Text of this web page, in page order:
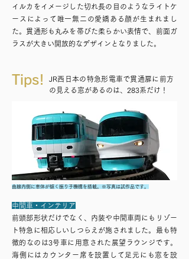
イルカをイメージした切れ長の目のようなライトケ
ースによって唯一無二の愛嬌ある顔が生まれまし
た。貫通形も丸みを帯びた柔らかい表情で、前面ガ
ラスが大きい開放的なデザインとなりました。
Tips!JR西日本の特急形電車で貫通扉に前方
の見える窓があるのは、283系だけ！
曲線内側に車体が傾く振り子機構を搭載。※写真は試作品です。
中間車・インテリア
前頭部形状だけでなく、内装や中間車両にもリゾー
ト特急に相応しいしつらえが施されました。最も特
徴的なのは3号車に用意された展望ラウンジです。
海側にはカウンター席を設置して足元にも窓を設